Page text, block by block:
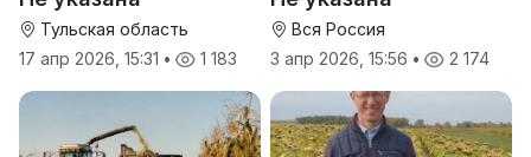
Тульская область
17 апр 2026, 15:31 • 1 183
Вся Россия
3 апр 2026, 15:56 • 2 174